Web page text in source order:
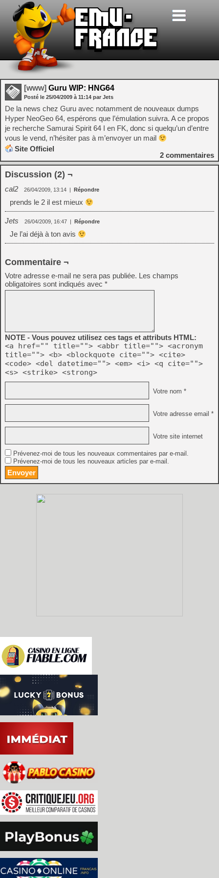
[www] Guru WIP: HNG64
Posté le 25/04/2009 à 11:14 par Jets
De la news chez Guru avec notamment de nouveaux dumps
Hyper NeoGeo 64, espérons que l’émulation suivra. A ce propos
je recherche Samurai Spirit 64 I en FK, donc si quelqu’un d’entre
vous le vend, n’hésiter pas à m’envoyer un mail
Site Officiel
2 commentaires
Discussion (2) ¬
cal2 26/04/2009, 13:14 | Répondre
prends le 2 il est mieux
Jets 26/04/2009, 16:47 | Répondre
Je l’ai déjà à ton avis
Commentaire ¬
Votre adresse e-mail ne sera pas publiée. Les champs
obligatoires sont indiqués avec *
NOTE - Vous pouvez utilisez ces tags et attributs HTML:
<a href="" title=""> <abbr title=""> <acronym
title=""> <b> <blockquote cite=""> <cite>
<code> <del datetime=""> <em> <i> <q cite="">
<s> <strike> <strong>
Votre nom *
Votre adresse email *
Votre site internet
Prévenez-moi de tous les nouveaux commentaires par e-mail.
Prévenez-moi de tous les nouveaux articles par e-mail.